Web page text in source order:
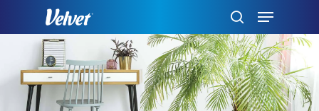
content
szukaj
Menu